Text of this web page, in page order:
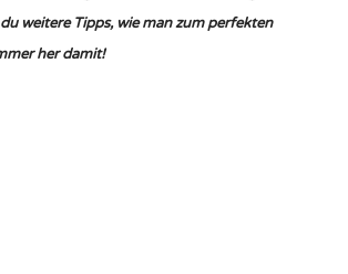
weitere Tipps, wie man zum perfekten
her damit!